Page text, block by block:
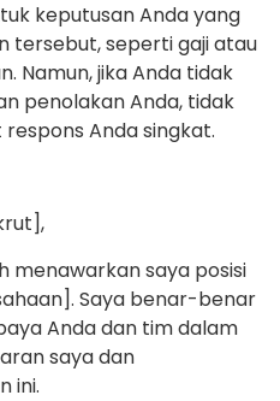
keputusan Anda yang
tersebut, seperti gaji atau
Namun, jika Anda tidak
penolakan Anda, tidak
Anda singkat.
menawarkan saya posisi
Saya benar-benar
Anda dan tim dalam
saya dan
ini.